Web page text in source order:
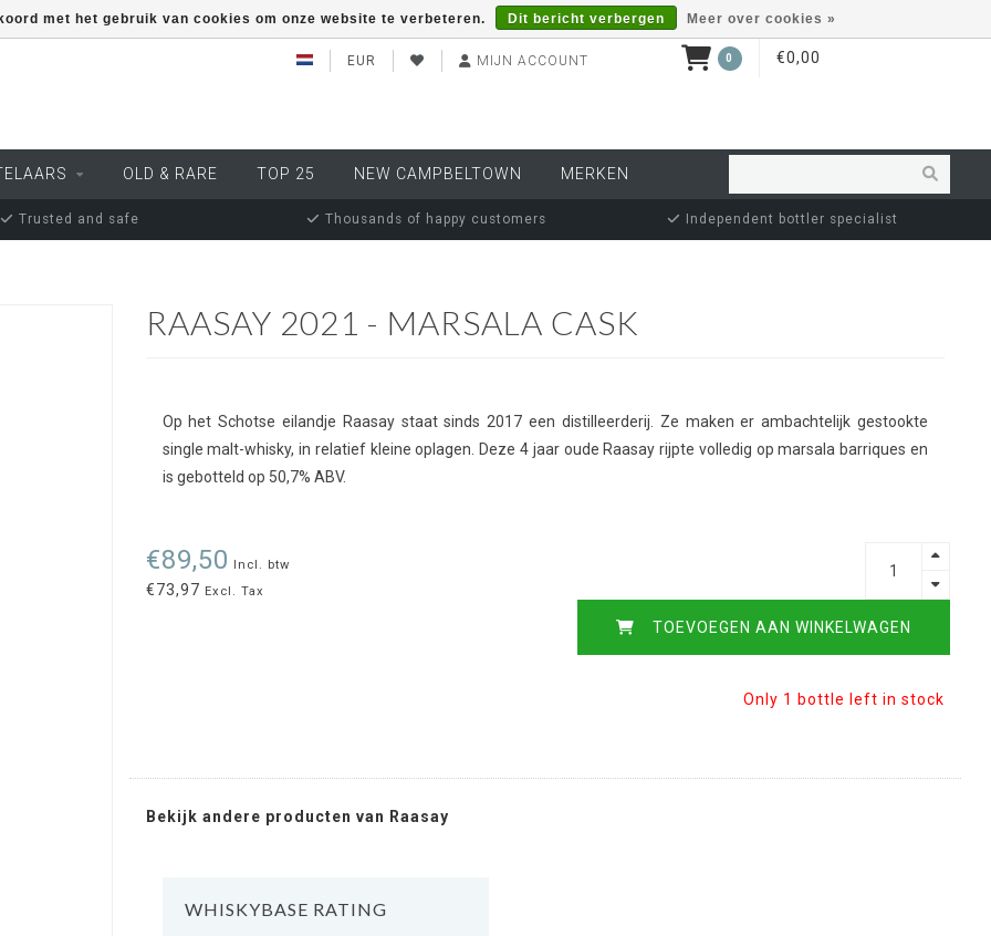
EUR MIJN ACCOUNT 0 €0,00
OLD & RARE TOP 25 NEW CAMPBELTOWN MERKEN
Trusted and safe Thousands of happy customers Independent bottler specialist
RAASAY 2021 - MARSALA CASK
Op het Schotse eilandje Raasay staat sinds 2017 een distilleerderij. Ze maken er ambachtelijk gestookte
single malt-whisky, in relatief kleine oplagen. Deze 4 jaar oude Raasay rijpte volledig op marsala barriques en
is gebotteld op 50,7% ABV.
€89,50 Incl. btw
€73,97 Excl. Tax
TOEVOEGEN AAN WINKELWAGEN
Only 1 bottle left in stock
Bekijk andere producten van Raasay
WHISKYBASE RATING
met het gebruik van cookies om onze website te verbeteren. Dit bericht verbergen Meer over cookies »